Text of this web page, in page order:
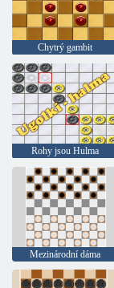
Chytrý gambit
Rohy jsou Hulma
Mezinárodní dáma